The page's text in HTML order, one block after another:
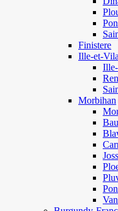
Finistere
Ille-et-
Morbihan